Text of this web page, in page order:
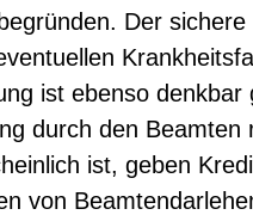
Der sichere
ist ebenso denkbar
durch den Beamten
ist, geben
von